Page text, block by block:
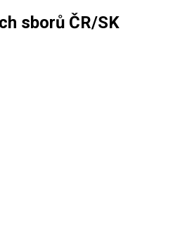
sborů ČR/SK